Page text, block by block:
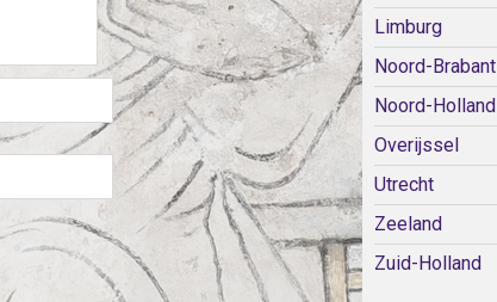
Limburg
Noord-Brabant
Noord-Holland
Overijssel
Utrecht
Zeeland
Zuid-Holland